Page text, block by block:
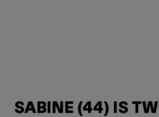
SABINE (44) IS